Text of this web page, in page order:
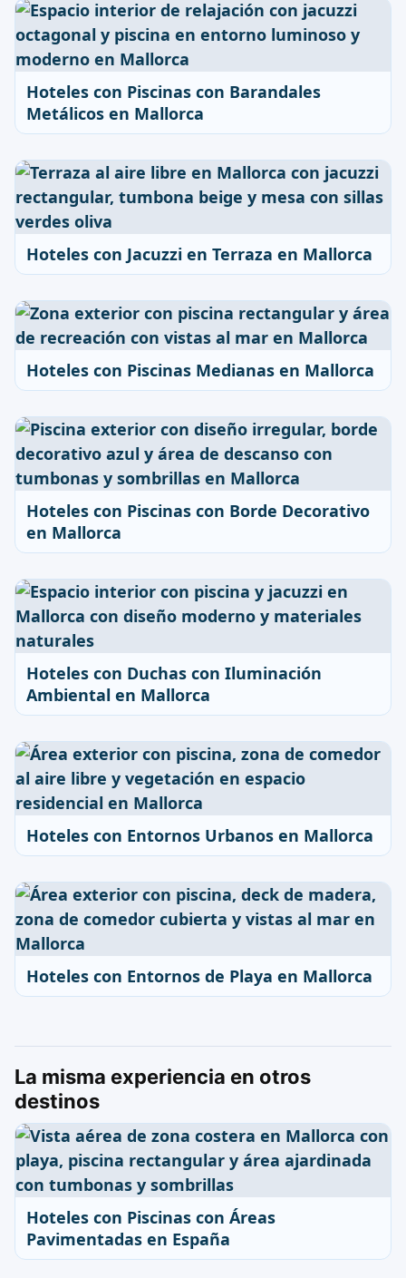
Hoteles con Piscinas con Barandales
Metálicos en Mallorca
Hoteles con Jacuzzi en Terraza en Mallorca
Hoteles con Piscinas Medianas en Mallorca
Hoteles con Piscinas con Borde Decorativo
en Mallorca
Hoteles con Duchas con Iluminación
Ambiental en Mallorca
Hoteles con Entornos Urbanos en Mallorca
Hoteles con Entornos de Playa en Mallorca
La misma experiencia en otros
destinos
Hoteles con Piscinas con Áreas
Pavimentadas en España